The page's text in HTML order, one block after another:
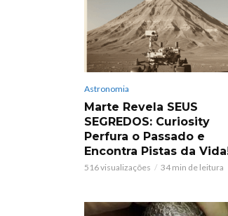
Astronomia
Marte Revela SEUS
SEGREDOS: Curiosity
Perfura o Passado e
Encontra Pistas da
516 visualizações 34 min de leitura